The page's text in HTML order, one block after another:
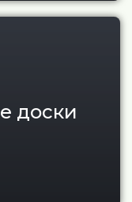
доски и
доски